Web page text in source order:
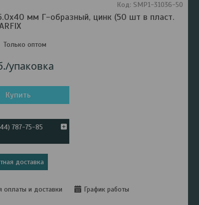
мм Г-образный, цинк (50 шт в пласт.
Только оптом
Код: SMP1-31036-50
/упаковка
Купить
787-75-85
доставка
оплаты и доставки График работы